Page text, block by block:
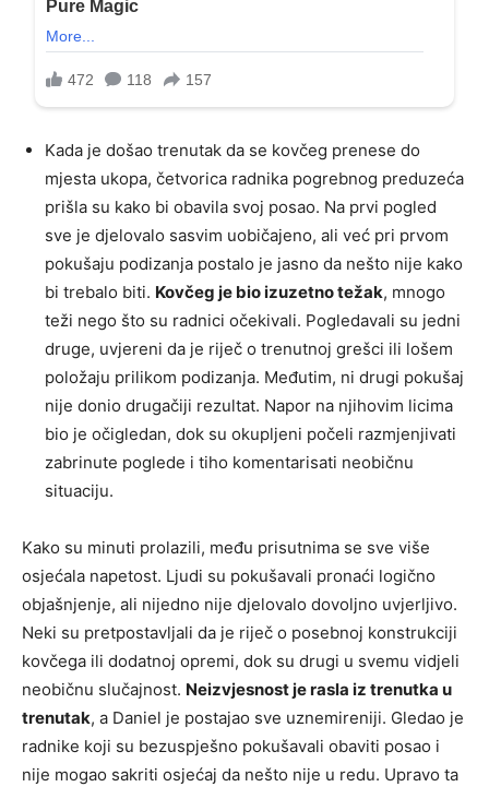
Kada je došao trenutak da se kovčeg prenese do
mjesta ukopa, četvorica radnika pogrebnog preduzeća
prišla su kako bi obavila svoj posao. Na prvi pogled
sve je djelovalo sasvim uobičajeno, ali već pri prvom
pokušaju podizanja postalo je jasno da nešto nije kako
bi trebalo biti. Kovčeg je bio izuzetno težak, mnogo
teži nego što su radnici očekivali. Pogledavali su jedni
druge, uvjereni da je riječ o trenutnoj grešci ili lošem
položaju prilikom podizanja. Međutim, ni drugi pokušaj
nije donio drugačiji rezultat. Napor na njihovim licima
bio je očigledan, dok su okupljeni počeli razmjenjivati
zabrinute poglede i tiho komentarisati neobičnu
situaciju.
Kako su minuti prolazili, među prisutnima se sve više
osjećala napetost. Ljudi su pokušavali pronaći logično
objašnjenje, ali nijedno nije djelovalo dovoljno uvjerljivo.
Neki su pretpostavljali da je riječ o posebnoj konstrukciji
kovčega ili dodatnoj opremi, dok su drugi u svemu vidjeli
neobičnu slučajnost. Neizvjesnost je rasla iz trenutka u
trenutak, a Daniel je postajao sve uznemireniji. Gledao je
radnike koji su bezuspješno pokušavali obaviti posao i
nije mogao sakriti osjećaj da nešto nije u redu. Upravo ta